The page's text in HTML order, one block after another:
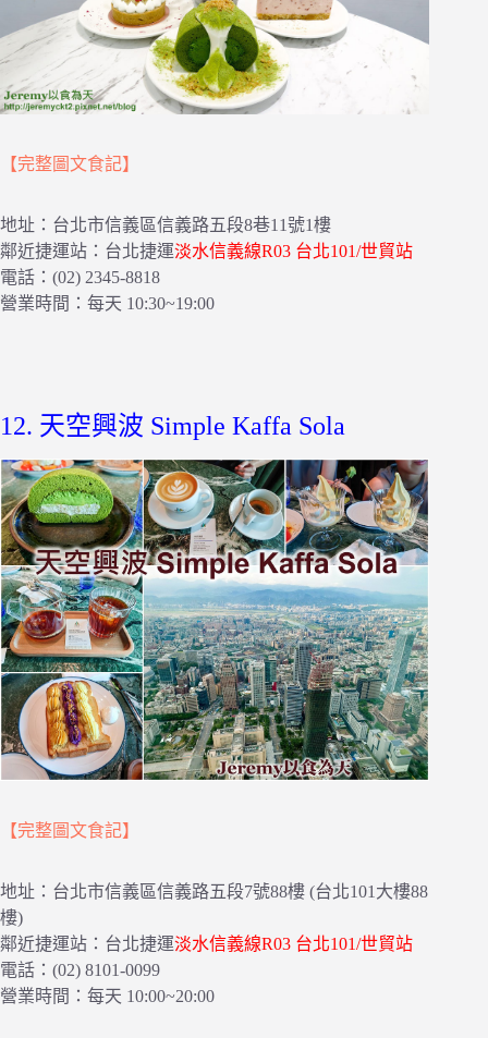
【完整圖文食記】
地址：台北市信義區信義路五段8巷11號1樓
鄰近捷運站：台北捷運淡水信義線R03 台北101/世貿站
電話：(02) 2345-8818
營業時間：每天 10:30~19:00
12. 天空興波 Simple Kaffa Sola
【完整圖文食記】
地址：台北市信義區信義路五段7號88樓 (台北101大樓88
樓)
鄰近捷運站：台北捷運淡水信義線R03 台北101/世貿站
電話：(02) 8101-0099
營業時間：每天 10:00~20:00